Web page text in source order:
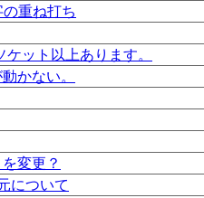
重ね打ち
ット以上あります。
かない。
変更？
について